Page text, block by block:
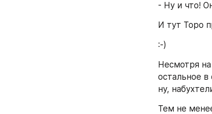
- Ну и что!
И тут Торо
:-)
Несмотря
остальное
ну,
Тем не